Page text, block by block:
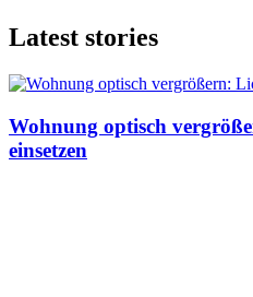
Latest stories
Wohnung optisch
einsetzen